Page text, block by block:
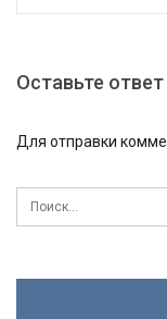
Оставьте ответ
Для отправки